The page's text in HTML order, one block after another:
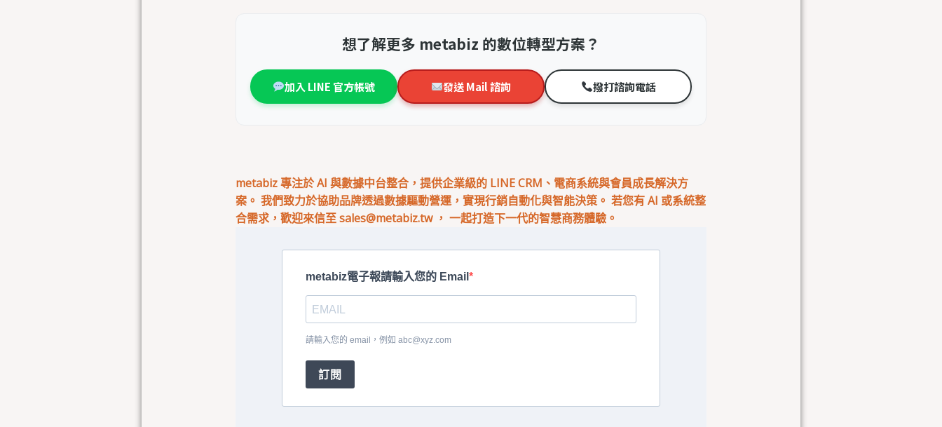
想了解更多 metabiz 的數位轉型方案？
加入 LINE 官方帳號 發送 Mail 諮詢 撥打諮詢電話
metabiz 專注於 AI 與數據中台整合，提供企業級的 LINE CRM、電商系統與會員成長解決方
案。 我們致力於協助品牌透過數據驅動營運，實現行銷自動化與智能決策。 若您有 AI 或系統整
合需求，歡迎來信至sales@metabiz.tw， 一起打造下一代的智慧商務體驗。
metabiz電子報請輸入您的 Email
請輸入您的 email，例如 abc@xyz.com
訂閱